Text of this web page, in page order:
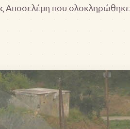
Αποσελέμη που ολοκληρώθηκε